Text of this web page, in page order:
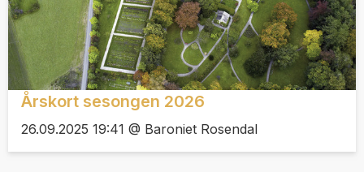
Årskort sesongen 2026
26.09.2025 19:41 @ Baroniet Rosendal